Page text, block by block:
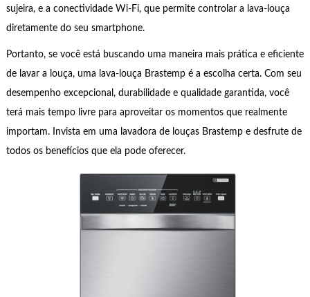
sujeira, e a conectividade Wi-Fi, que permite controlar a lava-louça
diretamente do seu smartphone.
Portanto, se você está buscando uma maneira mais prática e eficiente
de lavar a louça, uma lava-louça Brastemp é a escolha certa. Com seu
desempenho excepcional, durabilidade e qualidade garantida, você
terá mais tempo livre para aproveitar os momentos que realmente
importam. Invista em uma lavadora de louças Brastemp e desfrute de
todos os benefícios que ela pode oferecer.